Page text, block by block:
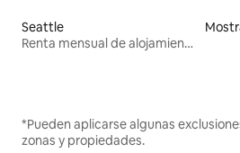
Seattle
Renta mensual de alojamientos
*Pueden aplicarse algunas
zonas y propiedades.